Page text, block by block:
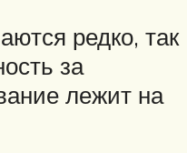
редко, так
за
лежит на